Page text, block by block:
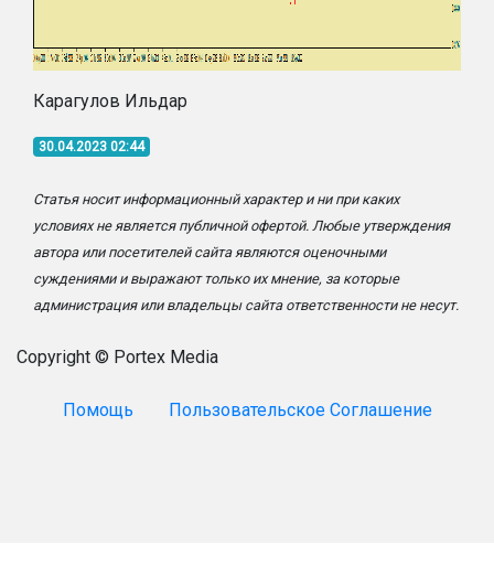
Карагулов Ильдар
30.04.2023 02:44
Статья носит информационный характер и ни при каких
условиях не является публичной офертой. Любые утверждения
автора или посетителей сайта являются оценочными
суждениями и выражают только их мнение, за которые
администрация или владельцы сайта ответственности не несут.
Copyright © Portex Media
Помощь Пользовательское Соглашение